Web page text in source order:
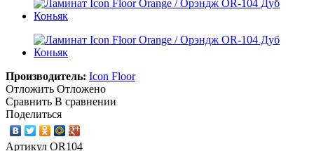
Производитель: Icon Floor
Отложить Отложено
Сравнить В сравнении
Поделиться
Артикул OR104